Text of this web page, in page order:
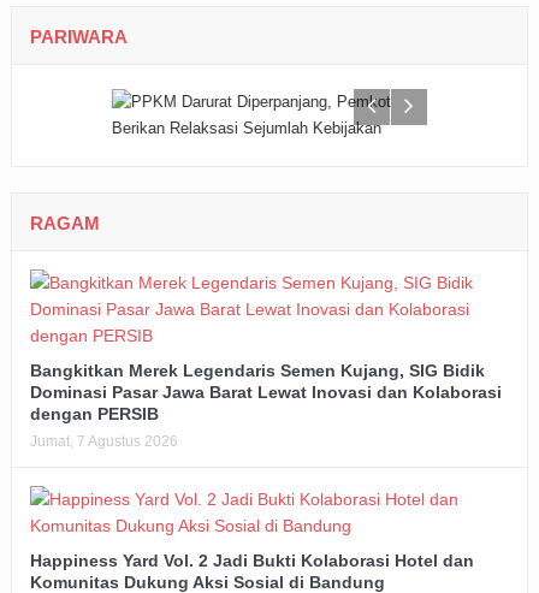
PARIWARA
RAGAM
Bangkitkan Merek Legendaris Semen Kujang, SIG Bidik
Dominasi Pasar Jawa Barat Lewat Inovasi dan Kolaborasi
dengan PERSIB
Jumat, 7 Agustus 2026
Happiness Yard Vol. 2 Jadi Bukti Kolaborasi Hotel dan
Komunitas Dukung Aksi Sosial di Bandung